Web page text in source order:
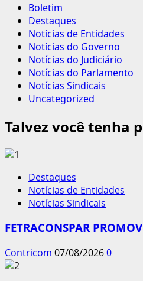
Boletim
Destaques
Notícias de Entidades
Notícias do Governo
Notícias do Judiciário
Notícias do Parlamento
Notícias Sindicais
Uncategorized
Talvez você tenha
Destaques
Notícias de Entidades
Notícias Sindicais
FETRACONSPAR
Contricom 07/08/20260